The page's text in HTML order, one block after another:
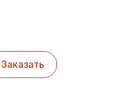
Заказать